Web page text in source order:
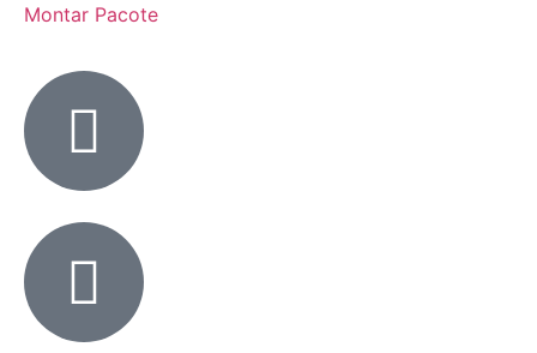
Montar Pacote